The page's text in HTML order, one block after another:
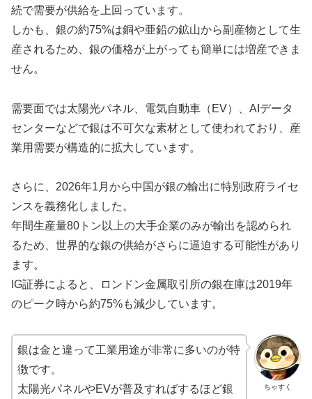
続で需要が供給を上回っています。
しかも、銀の約75%は銅や亜鉛の鉱山から副産物として生
産されるため、銀の価格が上がっても簡単には増産できま
せん。
需要面では太陽光パネル、電気自動車（EV）、AIデータ
センターなどで銀は不可欠な素材として使われており、産
業用需要が構造的に拡大しています。
さらに、2026年1月から中国が銀の輸出に特別政府ライセ
ンスを義務化しました。
年間生産量80トン以上の大手企業のみが輸出を認められ
るため、世界的な銀の供給がさらに逼迫する可能性があり
ます。
IG証券によると、ロンドン金属取引所の銀在庫は2019年
のピーク時から約75%も減少しています。
ちゃすく
銀は金と違って工業用途が非常に多いのが特
徴です。
太陽光パネルやEVが普及すればするほど銀